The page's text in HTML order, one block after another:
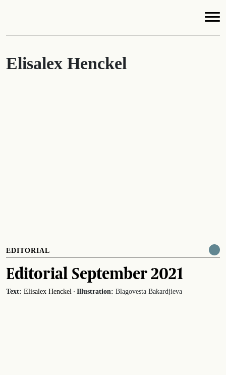
Elisalex Henckel
EDITORIAL
Editorial September 2021
Text: Elisalex Henckel · Illustration: Blagovesta Bakardjieva